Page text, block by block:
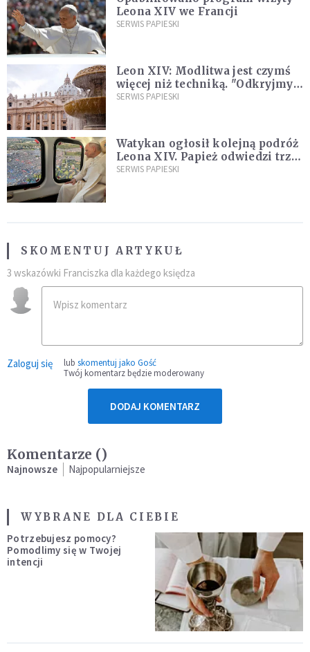
Leona XIV we Francji
SERWIS PAPIESKI
Leon XIV: Modlitwa jest czymś
więcej niż techniką. "Odkryjmy
ją na nowo"
SERWIS PAPIESKI
Watykan ogłosił kolejną podróż
Leona XIV. Papież odwiedzi trzy
kraje Ameryki Południowej
SERWIS PAPIESKI
SKOMENTUJ ARTYKUŁ
3 wskazówki Franciszka dla każdego księdza
Zaloguj się lub skomentuj jako Gość
Twój komentarz będzie moderowany
DODAJ KOMENTARZ
Komentarze ()
Najnowsze Najpopularniejsze
WYBRANE DLA CIEBIE
Potrzebujesz pomocy?
Pomodlimy się w Twojej
intencji